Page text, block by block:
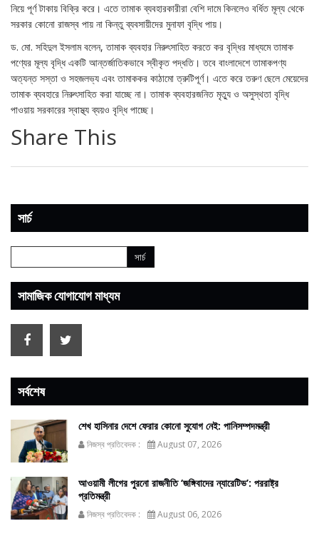
নিয়ে পূর্ণ টাকায় বিক্রি করে। এতে তামাক ব্যবহারকারীরা বেশি দামে কিনলেও বর্ধিত মূল্য থেকে
সরকার কোনো রাজস্ব পায় না কিন্তু ব্যবসায়ীদের মুনাফা বৃদ্ধি পায়।
ড. মো. সহিদুল ইসলাম বলেন, তামাক ব্যবহার নিরুৎসাহিত করতে কর বৃদ্ধির মাধ্যমে তামাক
পণ্যের মূল্য বৃদ্ধি একটি আন্তর্জাতিকভাবে স্বীকৃত পদ্ধতি। তবে বাংলাদেশে তামাকপণ্য
অত্যন্ত সস্তা ও সহজলভ্য এবং তামাককর কাঠামো ত্রুটিপূর্ণ। এতে করে তরুণ ছেলে মেয়েদের
তামাক ব্যবহারে নিরুৎসাহিত করা যাচ্ছে না। তামাক ব্যবহারজনিত মৃত্যু ও অসুস্থতা বৃদ্ধি
পাওয়ায় সরকারের স্বাস্থ্য ব্যয়ও বৃদ্ধি পাচ্ছে।
Share This
সার্চ
সামাজিক যোগাযোগ মাধ্যম
সর্বশেষ
শেখ হাসিনার দেশে ফেরার কোনো সুযোগ নেই: পানিসম্পদমন্ত্রী
নিজস্ব প্রতিবেদক : August 07, 2026
আওয়ামী লীগের পুরনো রাজনীতি ‘জঙ্গিবাদের ন্যারেটিভ’: পররাষ্ট্র
প্রতিমন্ত্রী
নিজস্ব প্রতিবেদক : August 06, 2026